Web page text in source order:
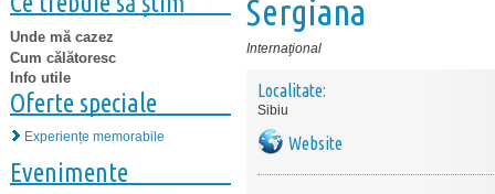
Unde mă cazez
Cum călătoresc
Info utile
Oferte speciale
Experiențe memorabile
Evenimente
Sergiana
Internaţional
Localitate:
Sibiu
Website